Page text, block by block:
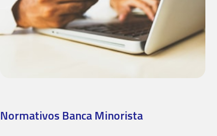
Normativos Banca Minorista